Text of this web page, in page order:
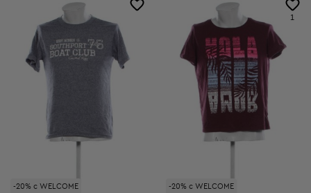
-20% с WELCOME -20% с WELCOME
1